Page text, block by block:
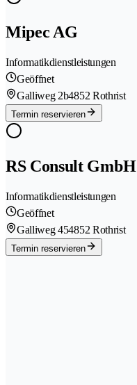
Mipec AG
Informatikdienstleistungen
Geöffnet
Galliweg 2b4852 Rothrist
Termin reservieren
RS Consult GmbH
Informatikdienstleistungen
Geöffnet
Galliweg 454852 Rothrist
Termin reservieren